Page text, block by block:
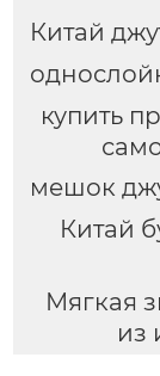
Китай
купить
мешок
Китай
Мягкая
из